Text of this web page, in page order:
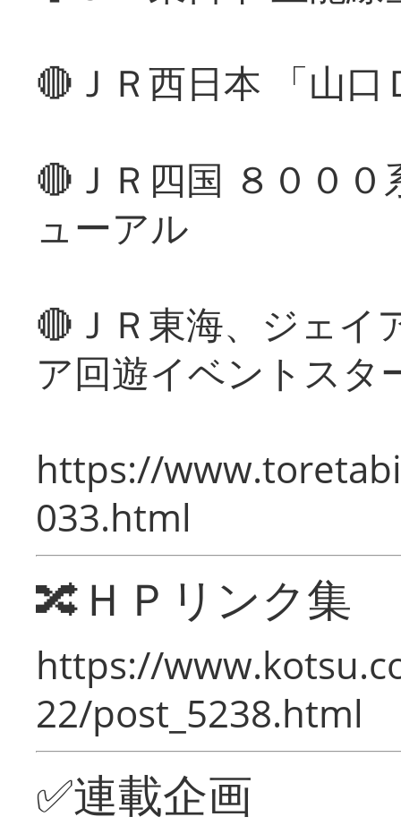
🔴ＪＲ西日本 「山
🔴ＪＲ四国 ８００
ューアル
🔴ＪＲ東海、ジェイ
ア回遊イベントスタ
https://
033.html
🔀ＨＰリンク集
https://
22/post_5238.html
✅連載企画